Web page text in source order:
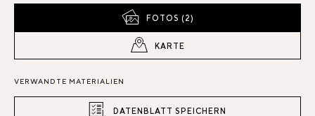
FOTOS (2)
KARTE
VERWANDTE MATERIALIEN
DATENBLATT SPEICHERN